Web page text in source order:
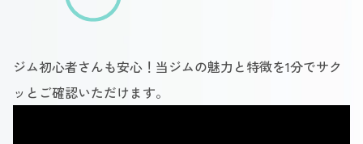
ジム初心者さんも安心！当ジムの魅力と特徴を1分でサク
ッとご確認いただけます。